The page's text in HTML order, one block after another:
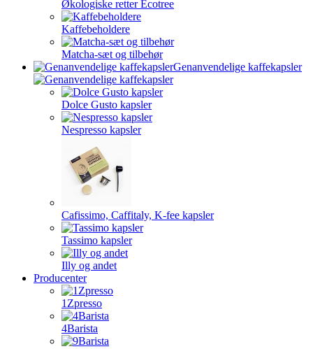
Økologiske retter Ecotree
Kaffebeholdere
Matcha-sæt og tilbehør
Genanvendelige kaffekapsler
Dolce Gusto kapsler
Nespresso kapsler
Cafissimo, Caffitaly, K-fee kapsler
Tassimo kapsler
Illy og andet
Producenter
1Zpresso
4Barista